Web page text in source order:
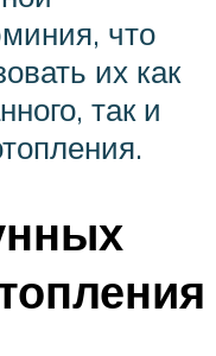
что
их как
так и